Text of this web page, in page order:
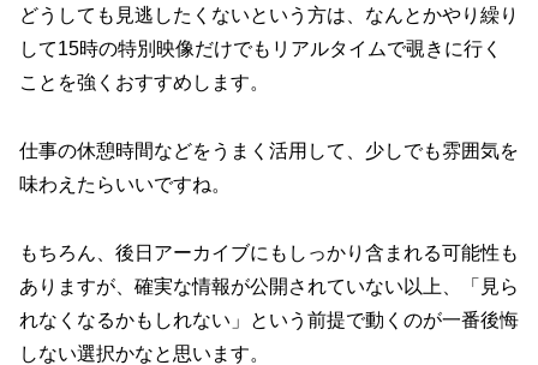
どうしても見逃したくないという方は、なんとかやり繰り
して15時の特別映像だけでもリアルタイムで覗きに行く
ことを強くおすすめします。
仕事の休憩時間などをうまく活用して、少しでも雰囲気を
味わえたらいいですね。
もちろん、後日アーカイブにもしっかり含まれる可能性も
ありますが、確実な情報が公開されていない以上、「見ら
れなくなるかもしれない」という前提で動くのが一番後悔
しない選択かなと思います。